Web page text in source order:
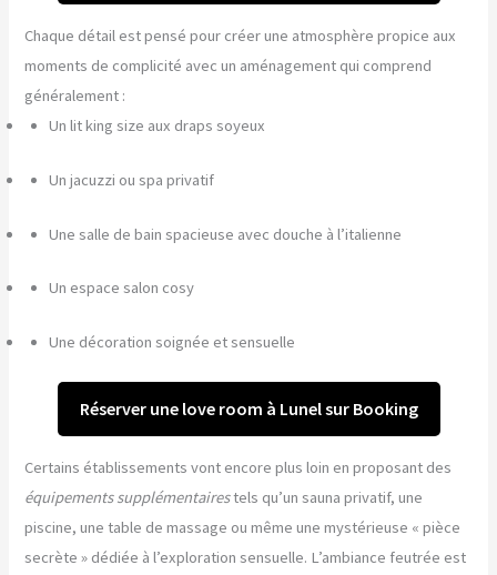
Chaque détail est pensé pour créer une atmosphère propice aux
moments de complicité avec un aménagement qui comprend
généralement :
Un lit king size aux draps soyeux
Un jacuzzi ou spa privatif
Une salle de bain spacieuse avec douche à l’italienne
Un espace salon cosy
Une décoration soignée et sensuelle
Réserver une love room à Lunel sur Booking
Certains établissements vont encore plus loin en proposant des
équipements supplémentairestels qu’un sauna privatif, une
piscine, une table de massage ou même une mystérieuse « pièce
secrète » dédiée à l’exploration sensuelle. L’ambiance feutrée est